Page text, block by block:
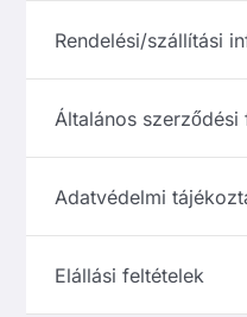
Rendelési/szállítási
Általános szerződési
Adatvédelmi
Elállási feltételek